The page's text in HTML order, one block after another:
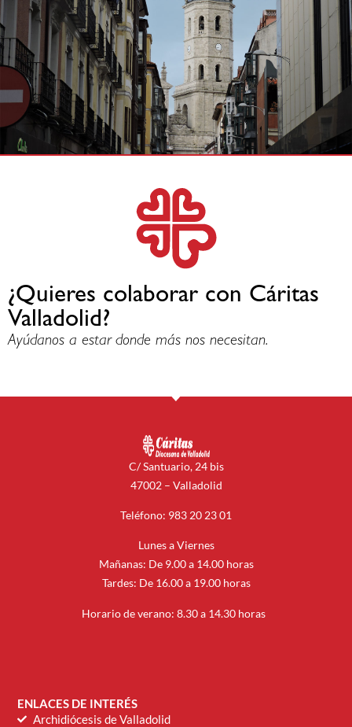
¿Quieres colaborar con Cáritas
Valladolid?
Ayúdanos a estar donde más nos necesitan.
C/ Santuario, 24 bis
47002 – Valladolid
Teléfono: 983 20 23 01
Lunes a Viernes
Mañanas: De 9.00 a 14.00 horas
Tardes: De 16.00 a 19.00 horas
Horario de verano: 8.30 a 14.30 horas
ENLACES DE INTERÉS
Archidiócesis de Valladolid